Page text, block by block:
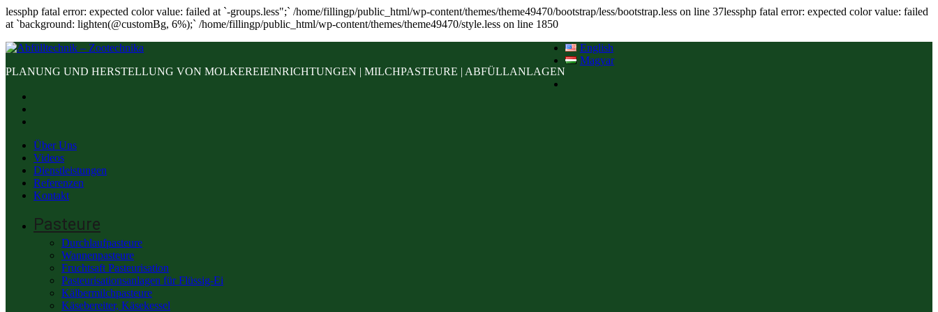
lessphp fatal error: expected color value: failed at `-groups.less";` /home/fillingp/public_html/wp-content/themes/theme49470/bootstrap/less/bootstrap.less on line 37lessphp fatal error: expected color value: failed
at `background: lighten(@customBg, 6%);` /home/fillingp/public_html/wp-content/themes/theme49470/style.less on line 1850
PLANUNG UND HERSTELLUNG VON MOLKEREIEINRICHTUNGEN | MILCHPASTEURE | ABFÜLLANLAGEN
English
Magyar
Über Uns
Videos
Dienstleistungen
Referenzen
Kontakt
Pasteure
Durchlaufpasteure
Wannenpasteure
Fruchtsaft Pasteurisation
Pasteurisationsanlagen für Flüssig-Ei
Kälbermilchpasteure
Käsebereiter, Käsekessel